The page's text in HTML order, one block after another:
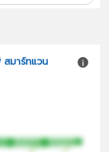
มาร์ทแวน